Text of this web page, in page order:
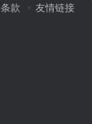
条款
友情链接